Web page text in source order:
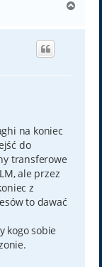
g
na koniec
do
transferowe
ale przez
z
to dawać
kogo sobie